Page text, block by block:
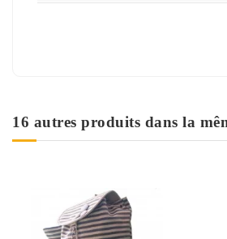
16 autres produits dans la